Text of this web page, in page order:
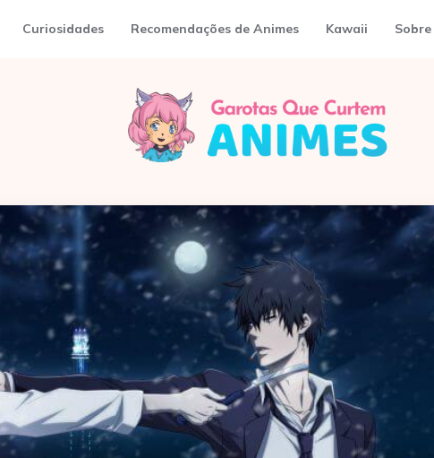
Curiosidades Recomendações de Animes Kawaii Sobre